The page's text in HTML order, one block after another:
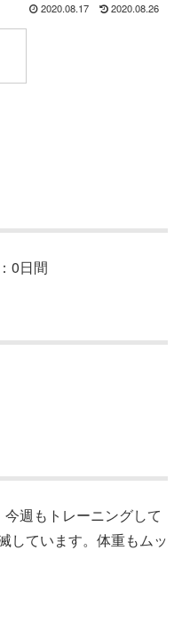
2020.08.17 2020.08.26
0日間
週もトレーニングして
しています。体重もムッ